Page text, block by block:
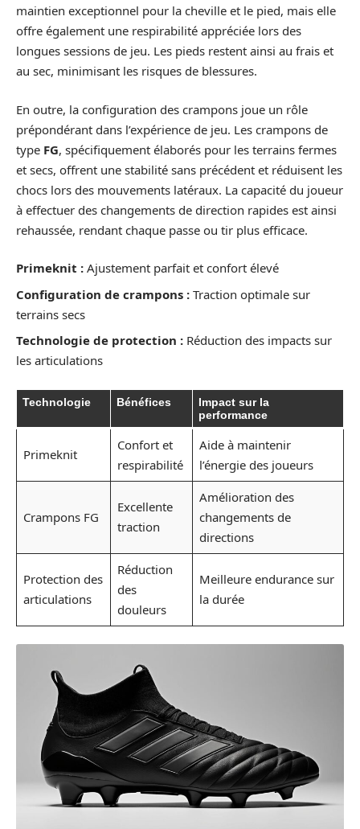
maintien exceptionnel pour la cheville et le pied, mais elle
offre également une respirabilité appréciée lors des
longues sessions de jeu. Les pieds restent ainsi au frais et
au sec, minimisant les risques de blessures.
En outre, la configuration des crampons joue un rôle
prépondérant dans l’expérience de jeu. Les crampons de
type FG, spécifiquement élaborés pour les terrains fermes
et secs, offrent une stabilité sans précédent et réduisent les
chocs lors des mouvements latéraux. La capacité du joueur
à effectuer des changements de direction rapides est ainsi
rehaussée, rendant chaque passe ou tir plus efficace.
Primeknit : Ajustement parfait et confort élevé
Configuration de crampons : Traction optimale sur
terrains secs
Technologie de protection : Réduction des impacts sur
les articulations
Technologie Bénéfices
Impact sur la
performance
Primeknit
Confort et
respirabilité
Aide à maintenir
l’énergie des joueurs
Crampons FG
Excellente
traction
Amélioration des
changements de
directions
Protection des
articulations
Réduction
des
douleurs
Meilleure endurance sur
la durée